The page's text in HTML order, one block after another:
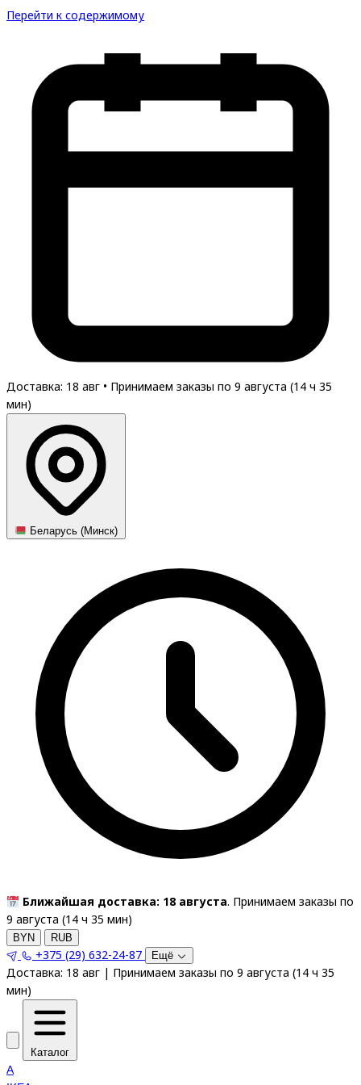
Перейти к содержимому
Доставка: 18 авг • Принимаем заказы по 9 августа (14 ч 34
мин)
Беларусь (Минск)
Ближайшая доставка: 18 августа. Принимаем заказы по
9 августа (14 ч 34 мин)
BYN RUB
+375 (29) 632-24-87 Ещё
Доставка: 18 авг | Принимаем заказы по 9 августа (14 ч 34
мин)
Каталог
A